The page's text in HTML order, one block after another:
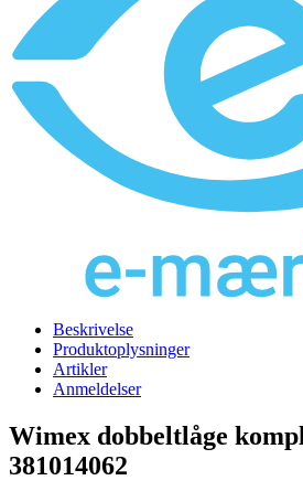
Beskrivelse
Produktoplysninger
Artikler
Anmeldelser
Wimex dobbeltlåge
381014062